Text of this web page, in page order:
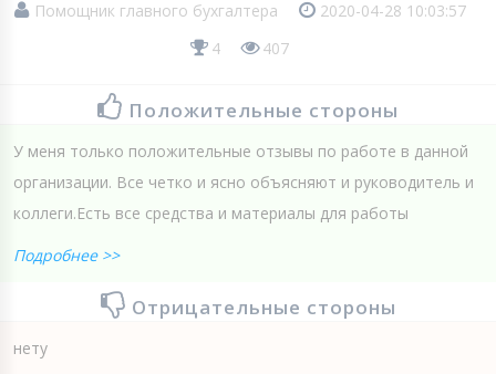
Помощник главного бухгалтера
2020-04-28 10:03:57
4
407
Положительные стороны
У меня только положительные отзывы по работе в данной
организации. Все четко и ясно объясняют и руководитель и
коллеги.Есть все средства и материалы для работы
Подробнее >>
Отрицательные стороны
нету